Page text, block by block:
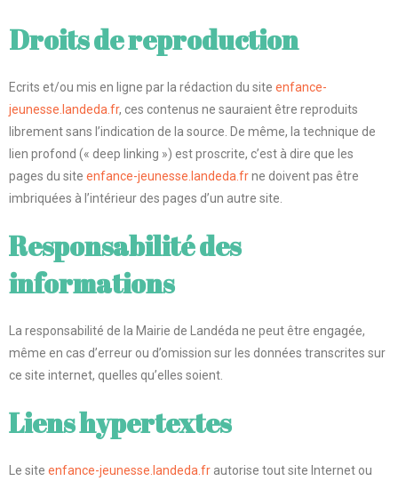
Droits de reproduction
Ecrits et/ou mis en ligne par la rédaction du site enfance-
jeunesse.landeda.fr, ces contenus ne sauraient être reproduits
librement sans l’indication de la source. De même, la technique de
lien profond (« deep linking ») est proscrite, c’est à dire que les
pages du site enfance-jeunesse.landeda.frne doivent pas être
imbriquées à l’intérieur des pages d’un autre site.
Responsabilité des
informations
La responsabilité de la Mairie de Landéda ne peut être engagée,
même en cas d’erreur ou d’omission sur les données transcrites sur
ce site internet, quelles qu’elles soient.
Liens hypertextes
Le site enfance-jeunesse.landeda.fr autorise tout site Internet ou